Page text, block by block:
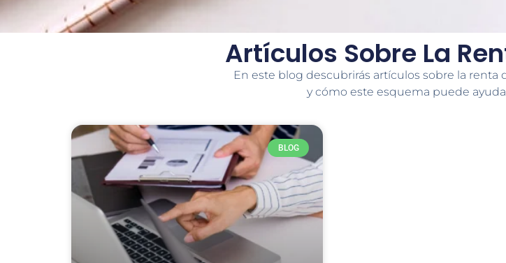
Artículos Sobre La
En este blog descubrirás artículos sobre la
y cómo este esquema puede
BLOG